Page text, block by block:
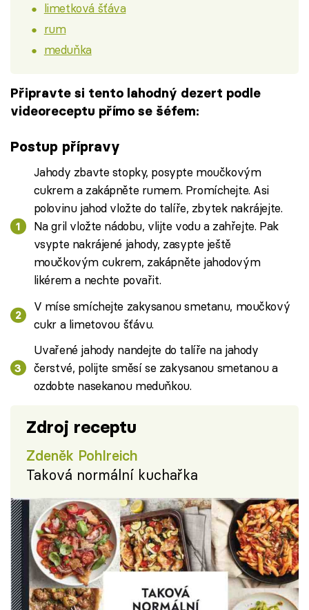
limetková šťáva
rum
meduňka
Připravte si tento lahodný dezert podle
videoreceptu přímo se šéfem:
Postup přípravy
Jahody zbavte stopky, posypte moučkovým
cukrem a zakápněte rumem. Promíchejte. Asi
polovinu jahod vložte do talíře, zbytek nakrájejte.
Na gril vložte nádobu, vlijte vodu a zahřejte. Pak
vsypte nakrájené jahody, zasypte ještě
moučkovým cukrem, zakápněte jahodovým
likérem a nechte povařit.
V míse smíchejte zakysanou smetanu, moučkový
cukr a limetovou šťávu.
Uvařené jahody nandejte do talíře na jahody
čerstvé, polijte směsí se zakysanou smetanou a
ozdobte nasekanou meduňkou.
Zdroj receptu
Zdeněk Pohlreich
Taková normální kuchařka